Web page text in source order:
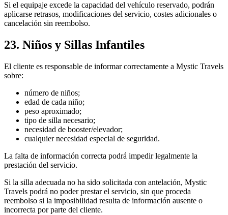
Si el equipaje excede la capacidad del vehículo reservado, podrán
aplicarse retrasos, modificaciones del servicio, costes adicionales o
cancelación sin reembolso.
23. Niños y Sillas Infantiles
El cliente es responsable de informar correctamente a Mystic Travels
sobre:
número de niños;
edad de cada niño;
peso aproximado;
tipo de silla necesario;
necesidad de booster/elevador;
cualquier necesidad especial de seguridad.
La falta de información correcta podrá impedir legalmente la
prestación del servicio.
Si la silla adecuada no ha sido solicitada con antelación, Mystic
Travels podrá no poder prestar el servicio, sin que proceda
reembolso si la imposibilidad resulta de información ausente o
incorrecta por parte del cliente.